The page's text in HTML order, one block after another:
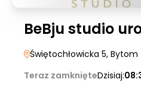
BeBju studio
Świętochłowicka 5, Bytom
Teraz zamknięteDzisiaj: